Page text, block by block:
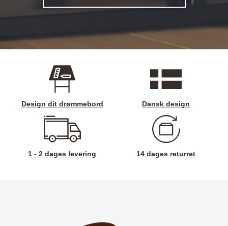
Design dit drømmebord Dansk design
1 - 2 dages levering 14 dages returret